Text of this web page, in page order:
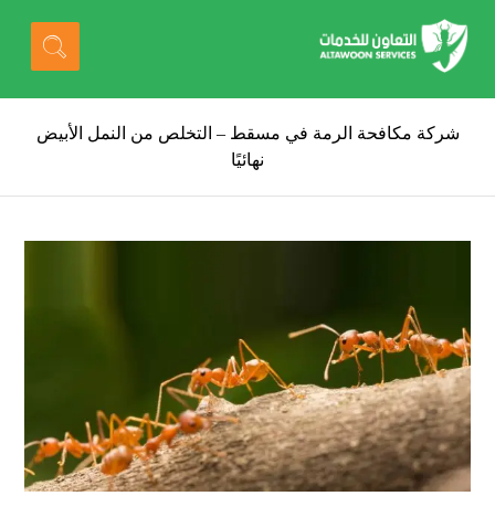
شركة مكافحة الرمة في مسقط – التخلص من النمل الأبيض
نهائيًا